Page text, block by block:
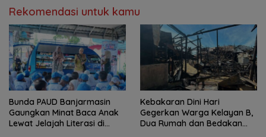
Rekomendasi untuk kamu
Bunda PAUD Banjarmasin
Gaungkan Minat Baca Anak
Lewat Jelajah Literasi di
Kebakaran Dini Hari
Gegerkan Warga Kelayan B,
Dua Rumah dan Bedakan